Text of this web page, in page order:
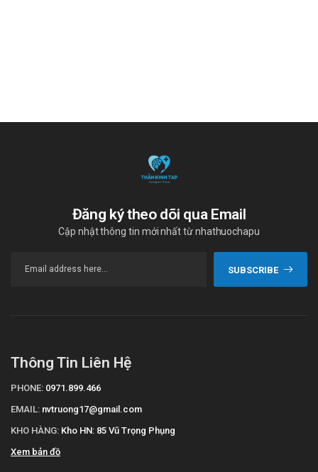
Đăng ký theo dõi qua Email
Cập nhật thông tin mới nhất từ nhathuochapu
SUBSCRIBE
Thông Tin Liên Hệ
PHONE: 0971.899.466
EMAIL: nvtruong17@gmail.com
KHO HÀNG: Kho HN: 85 Vũ Trọng Phụng
Xem bản đồ